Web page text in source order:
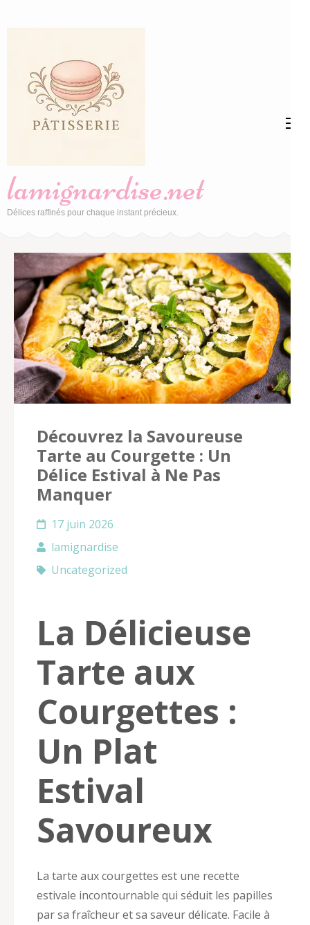
(Pressez
Entrée)
lamignardise.net
Délices raffinés pour chaque instant précieux.
Découvrez la Savoureuse
Tarte au Courgette : Un
Délice Estival à Ne Pas
Manquer
17 juin 2026
lamignardise
Uncategorized
La Délicieuse
Tarte aux
Courgettes :
Un Plat
Estival
Savoureux
La tarte aux courgettes est une recette
estivale incontournable qui séduit les papilles
par sa fraîcheur et sa saveur délicate. Facile à